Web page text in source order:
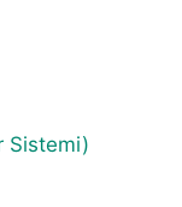
Sistemi)